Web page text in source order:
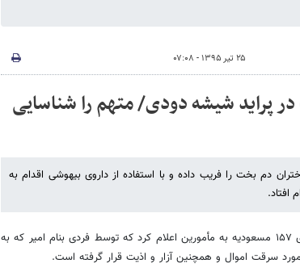
۲۵ تیر ۱۳۹۵ - ۰۷:۰۸
پراید شیشه دودی/ متهم را شناسایی
دم بخت را فریب داده و با استفاده از داروی بیهوشی اقدام به
افتاد.
۲۳ دی ماه ۹۴ خانم جوانی با مراجعه به کلانتری ۱۵۷ مسعودیه به مأمورین اعلام کرد که توسط فردی بنام امیر که به
سرقت اموال و همچنین آزار و اذیت قرار گرفته است.